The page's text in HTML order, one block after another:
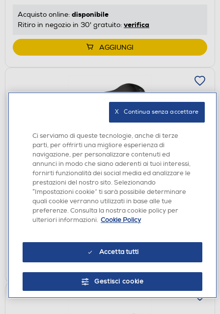
Acquisto online: disponibile
Ritiro in negozio in 30' gratuito: verifica
AGGIUNGI
ASCIUGACAPELLI
BELLISSIMA IMETEC - Asciugacapelli P7 3200-
Nero + pink
€ 49,90
€ 54,99consigliato
AGGIUNGI
Ci serviamo di queste tecnologie, anche di terze
parti, per offrirti una migliore esperienza di
navigazione, per personalizzare contenuti ed
annunci in modo che siano aderenti ai tuoi interessi,
fornirti funzionalità dei social media ed analizzare le
prestazioni del nostro sito. Selezionando
“Impostazioni cookie” ti sarà possibile determinare
quali cookie verranno utilizzati in base alle tue
preferenze. Consulta la nostra cookie policy per
ulteriori informazioni. Cookie Policy
Accetta tutti
Gestisci cookie
X   Continua senza accettare